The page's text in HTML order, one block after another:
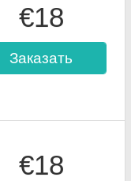
€18
Заказать
€18